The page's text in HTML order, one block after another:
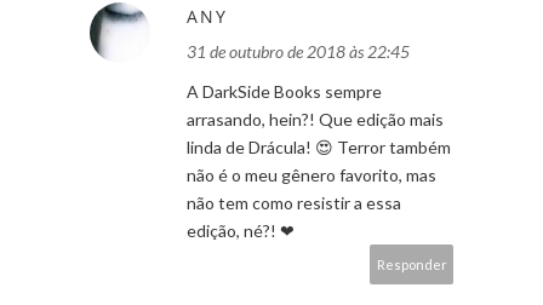
ANY
31 de outubro de 2018 às 22:45
A DarkSide Books sempre
arrasando, hein?! Que edição mais
linda de Drácula! 😍 Terror também
não é o meu gênero favorito, mas
não tem como resistir a essa
edição, né?! ❤
Responder